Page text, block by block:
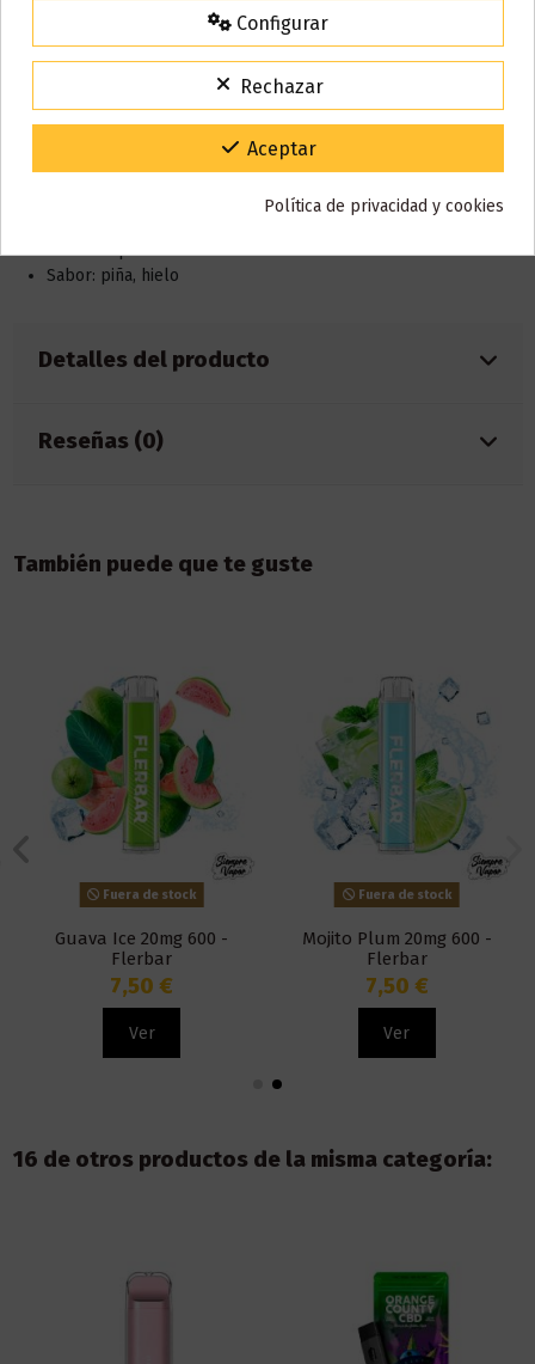
Descripción
Características:
Capacidad: 2ml
Caladas aprox.: 600
Sabor: piña, hielo
Detalles del producto
Reseñas (0)
También puede que te guste
Fuera de stock
Guava Ice 20mg 600 -
Flerbar
7,50 €
Ver
Fuera de stock
Mojito Plum 20mg 600 -
Flerbar
7,50 €
Ver
16 de otros productos de la misma categoría:
15% de descuento
Código:VACACIONES15
Gracias por tu paciencia y por seguir confiando en nosotros.
Configurar
Rechazar
Aceptar
Política de privacidad y cookies